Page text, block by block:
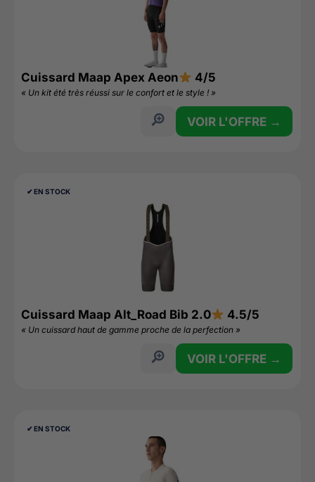
Cuissard Maap Apex Aeon 4/5
« Un kit été très réussi sur le confort et le style ! »
VOIR L'OFFRE →
✔︎ EN STOCK
Cuissard Maap Alt_Road Bib 2.0 4.5/5
« Un cuissard haut de gamme proche de la perfection »
VOIR L'OFFRE →
✔︎ EN STOCK